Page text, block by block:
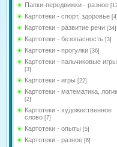
Папки-передвижки - разное
Картотеки - спорт, здоровье [4]
Картотеки - развитие речи [34]
Картотеки - безопасность [3]
Картотеки - прогулки [36]
Картотеки - пальчиковые игры
[3]
Картотеки - игры [22]
Картотеки - математика,
[2]
Картотеки - художественное
слово [7]
Картотеки - опыты [5]
Картотеки - разное [6]